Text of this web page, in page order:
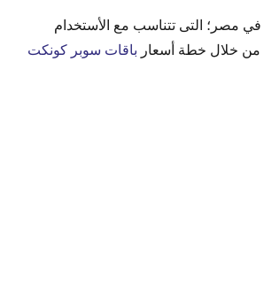
مصر؛ التى تتناسب مع الأستخدام
باقات سوبر كونكت